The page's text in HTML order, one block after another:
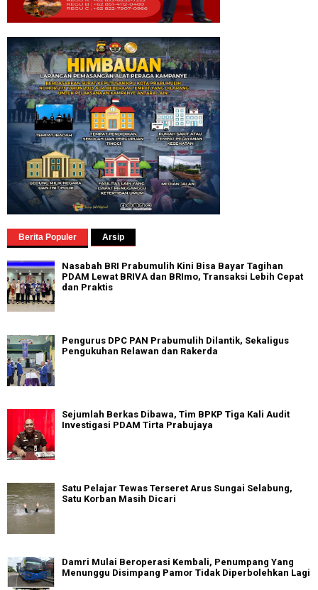
Berita Populer Arsip
Nasabah BRI Prabumulih Kini Bisa Bayar Tagihan
PDAM Lewat BRIVA dan BRImo, Transaksi Lebih Cepat
dan Praktis
Pengurus DPC PAN Prabumulih Dilantik, Sekaligus
Pengukuhan Relawan dan Rakerda
Sejumlah Berkas Dibawa, Tim BPKP Tiga Kali Audit
Investigasi PDAM Tirta Prabujaya
Satu Pelajar Tewas Terseret Arus Sungai Selabung,
Satu Korban Masih Dicari
Damri Mulai Beroperasi Kembali, Penumpang Yang
Menunggu Disimpang Pamor Tidak Diperbolehkan Lagi